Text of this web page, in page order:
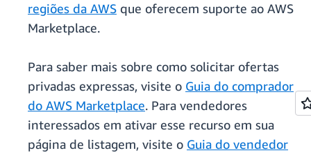
regiões da AWS que oferecem suporte ao AWS
Marketplace.
Para saber mais sobre como solicitar ofertas
privadas expressas, visite o Guia do comprador
do AWS Marketplace. Para vendedores
interessados em ativar esse recurso em sua
página de listagem, visite o Guia do vendedor